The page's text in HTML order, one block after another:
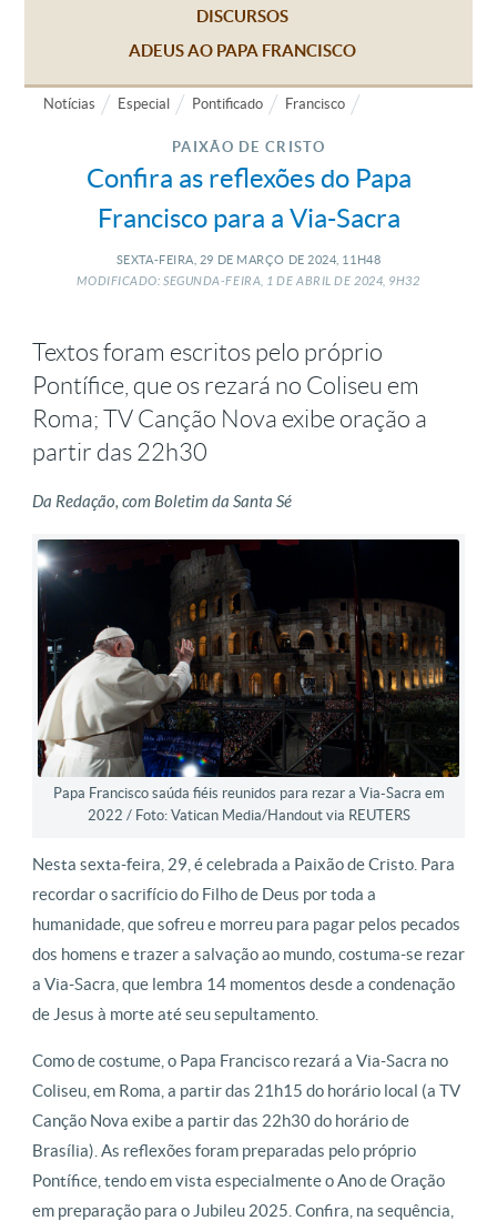
DISCURSOS
ADEUS AO PAPA FRANCISCO
Notícias Especial Pontificado Francisco
PAIXÃO DE CRISTO
Confira as reflexões do Papa
Francisco para a Via-Sacra
SEXTA-FEIRA, 29 DE MARÇO DE 2024, 11H48
MODIFICADO: SEGUNDA-FEIRA, 1 DEABRIL DE2024, 9H32
Textos foram escritos pelo próprio
Pontífice, que os rezará no Coliseu em
Roma; TV Canção Nova exibe oração a
partir das 22h30
Da Redação, com Boletim da Santa Sé
Papa Francisco saúda fiéis reunidos para rezar a Via-Sacra em
2022 / Foto: Vatican Media­/Handout via REUTERS
Nesta sexta-feira, 29, é celebrada a Paixão de Cristo. Para
recordar o sacrifício do Filho de Deus por toda a
humanidade, que sofreu e morreu para pagar pelos pecados
dos homens e trazer a salvação ao mundo, costuma-se rezar
a Via-Sacra, que lembra 14 momentos desde a condenação
de Jesus à morte até seu sepultamento.
Como de costume, o Papa Francisco rezará a Via-Sacra no
Coliseu, em Roma, a partir das 21h15 do horário local (a TV
Canção Nova exibe a partir das 22h30 do horário de
Brasília). As reflexões foram preparadas pelo próprio
Pontífice, tendo em vista especialmente o Ano de Oração
em preparação para o Jubileu 2025. Confira, na sequência,